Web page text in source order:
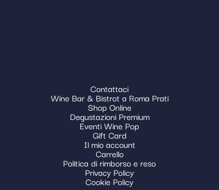
Contattaci
Wine Bar & Bistrot a Roma Prati
Shop Online
Degustazioni Premium
Eventi Wine Pop
Gift Card
Il mio account
Carrello
Politica di rimborso e reso
Privacy Policy
Cookie Policy